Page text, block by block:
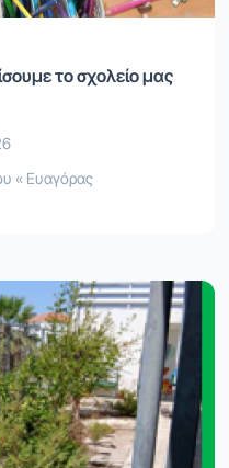
το σχολείο μας
« Ευαγόρας